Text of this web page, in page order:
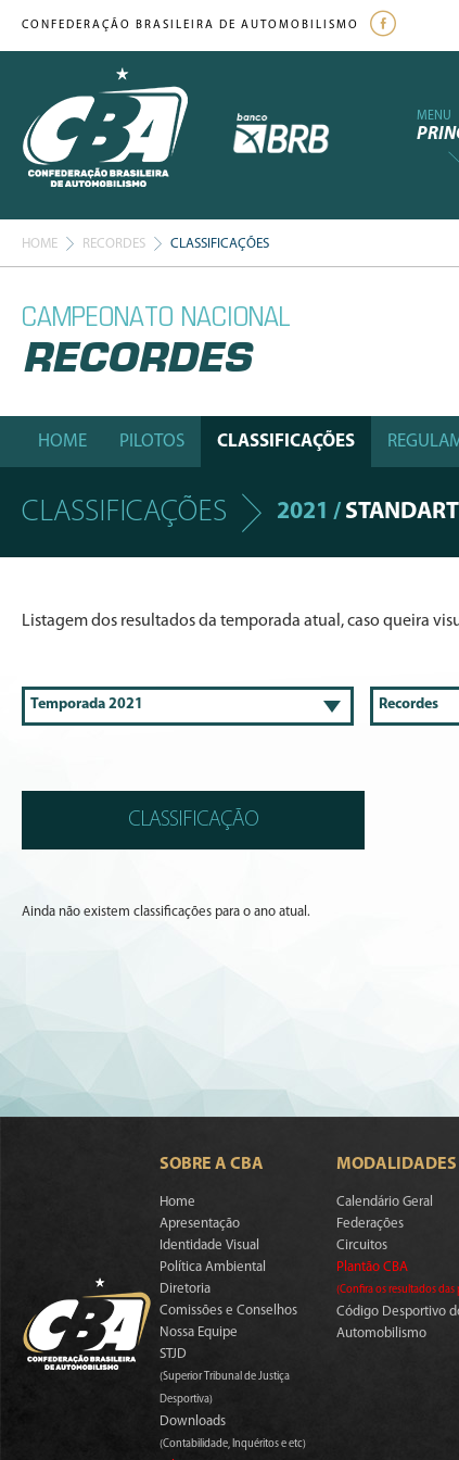
CONFEDERAÇÃO BRASILEIRA DE AUTOMOBILISMO
MENU
HOME RECORDES CLASSIFICAÇÕES
CAMPEONATO NACIONAL
RECORDES
HOME PILOTOS CLASSIFICAÇÕES
CLASSIFICAÇÕES 2021 / STANDART
Listagem dos resultados da temporada atual, caso queira
CLASSIFICAÇÃO
Ainda não existem classificações para o ano atual.
SOBRE A CBA
Home
Apresentação
Identidade Visual
Política Ambiental
Diretoria
Comissões e Conselhos
Nossa Equipe
STJD
(Superior Tribunal de Justiça
Desportiva)
Downloads
(Contabilidade, Inquéritos e etc)
MODALIDADES
Calendário Geral
Federações
Circuitos
Plantão CBA
(Confira os resultados das
Código Desportivo
Automobilismo